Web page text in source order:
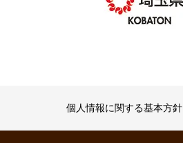
個人情報に関する基本方針